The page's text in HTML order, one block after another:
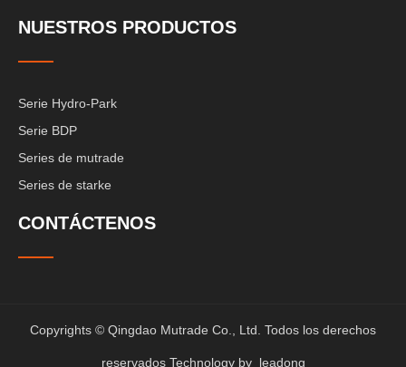
NUESTROS PRODUCTOS
Serie Hydro-Park
Serie BDP
Series de mutrade
Series de starke
CONTÁCTENOS
Copyrights © Qingdao Mutrade Co., Ltd. Todos los derechos
reservados Technology by leadong